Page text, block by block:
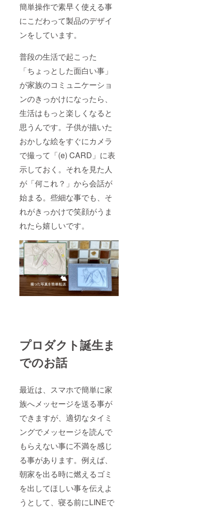
簡単操作で素早く使える事
にこだわって製品のデザイ
ンをしています。
普段の生活で起こった
「ちょっとした面白い事」
が家族のコミュニケーショ
ンのきっかけになったら、
生活はもっと楽しくなると
思うんです。子供が描いた
おかしな絵をすぐにカメラ
で撮って「(e) CARD」に表
示しておく。それを見た人
が「何これ？」から会話が
始まる。些細な事でも、そ
れがきっかけで笑顔がうま
れたら嬉しいです。
プロダクト誕生ま
でのお話
最近は、スマホで簡単に家
族へメッセージを送る事が
できますが、適切なタイミ
ングでメッセージを読んで
もらえない事に不満を感じ
る事があります。例えば、
朝家を出る時に燃えるゴミ
を出してほしい事を伝えよ
うとして、寝る前にLINEで